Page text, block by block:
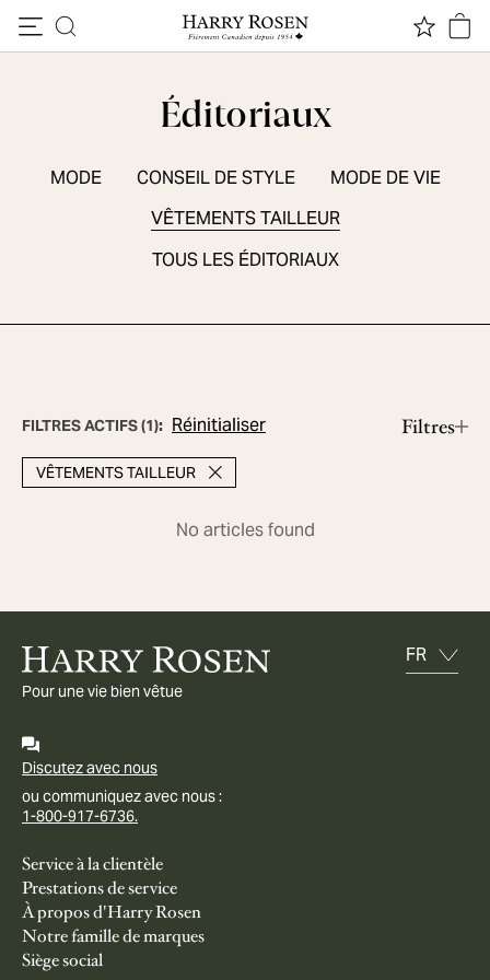
Éditoriaux
MODE CONSEIL DE STYLE
MODE DE VIE
VÊTEMENTS TAILLEUR
TOUS LES ÉDITORIAUX
FILTRES ACTIFS(1): Réinitialiser Filtres
VÊTEMENTS TAILLEUR
No articles found
Pour une vie bien vêtue
Discutez avec nous
ou communiquez avec nous :
1-800-917-6736.
Service à la clientèle
Prestations de service
À propos d'Harry Rosen
Notre famille de marques
Siège social